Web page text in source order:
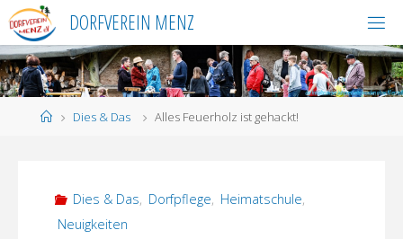
Skip
to
content
DORFVEREIN MENZ
HomeDies & Das Alles Feuerholz ist gehackt!
Dies & Das, Dorfpflege, Heimatschule,
Neuigkeiten